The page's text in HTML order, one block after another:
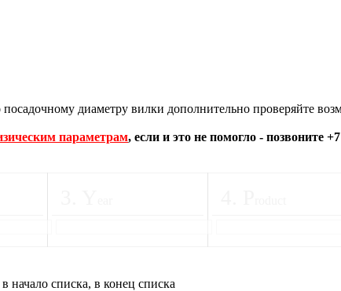
диаметру вилки дополнительно проверяйте
параметрам, если и это не помогло - позвоните
начало списка, в конец списка